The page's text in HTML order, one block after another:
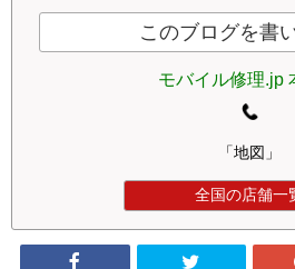
このブログを書
モバイル修理.jp
「地図」
全国の店舗一